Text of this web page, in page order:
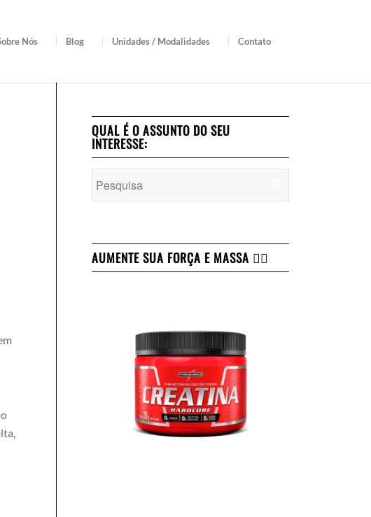
Nós Blog Unidades / Modalidades Contato
QUAL É O ASSUNTO DO SEU
INTERESSE:
AUMENTE SUA FORÇA E MASSA 👇🏻